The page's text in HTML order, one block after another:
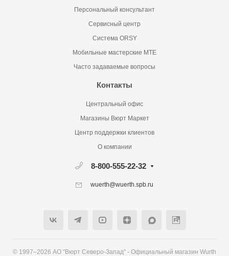
Персональный консультант
Сервисный центр
Система ORSY
Мобильные мастерские MTE
Часто задаваемые вопросы
Контакты
Центральный офис
Магазины Вюрт Маркет
Центр поддержки клиентов
О компании
8-800-555-22-32
wuerth@wuerth.spb.ru
© 1997–2026 АО "Вюрт Северо-Запад" - Официальный магазин Wurth